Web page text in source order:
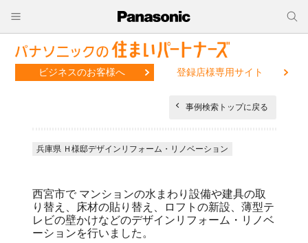
ビジネスのお客様へ 登録店様専用サイト
事例検索トップに戻る
兵庫県 Ｈ様邸デザインリフォーム・リノベーション
西宮市で マンションの水まわり設備や建具の取
り替え、床材の貼り替え、ロフトの新設、薄型テ
レビの壁かけなどのデザインリフォーム・リノベ
ーションを行いました。